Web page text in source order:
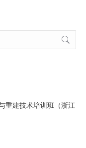
重建技术培训班（浙江